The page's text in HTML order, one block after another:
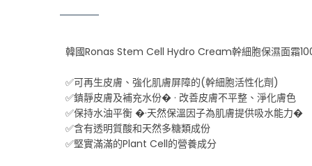
韓國Ronas Stem Cell Hydro Cream幹細胞保濕面霜
✅可再生皮膚、強化肌膚屏障的(幹細胞活性化劑)
✅鎮靜皮膚及補充水份� · 改善皮膚不平整、淨化膚色
✅保持水油平衡 �·天然保溫因子為肌膚提供吸水能力�
✅含有透明質酸和天然多糖類成份
✅堅實滿滿的Plant Cell的營養成分